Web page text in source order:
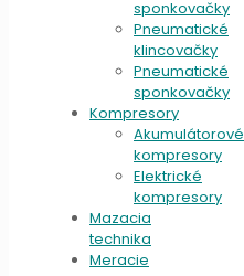
sponkovačky
Pneumatické
klincovačky
Pneumatické
sponkovačky
Kompresory
Akumulátorové
kompresory
Elektrické
kompresory
Mazacia
technika
Meracie